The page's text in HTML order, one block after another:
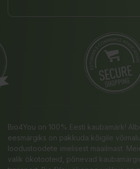
Bio4You on 100% Eesti kaubamärk!
eesmärgiks on pakkuda kõigile
loodustoodete imelisest maailmast.
valik ökotooteid, põnevad